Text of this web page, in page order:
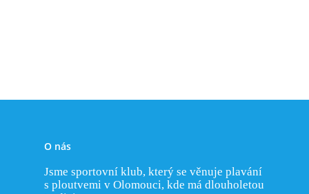
O nás
Jsme sportovní klub, který se věnuje plavání
s ploutvemi v Olomouci, kde má dlouholetou
Branný den
O plavání s
Disciplíny